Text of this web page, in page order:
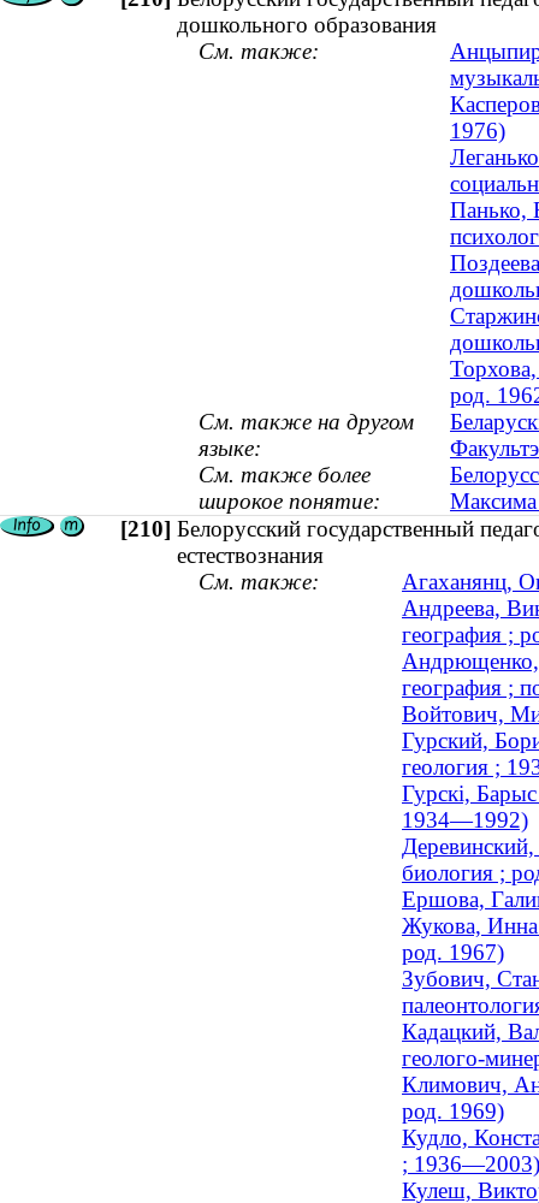
дошкольного образования
См. также:
1976)
Панько,
род.
См. также на другом
языке:
См. также более
широкое понятие:
[210] Белорусский государственный
естествознания
См. также:
Агаханянц,
Андреева,
география ;
Андрющенко,
география ;
Войтович,
Гурский,
геология ;
Гурскі, Барыс
1934—1992)
биология ;
Ершова,
Жукова, Инна
род. 1967)
Зубович,
Кадацкий,
геолого-
Климович,
род. 1969)
Кудло,
; 1936—2003)
Кулеш,